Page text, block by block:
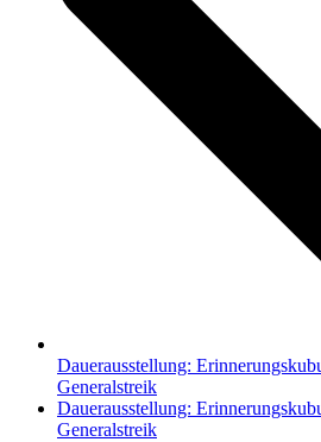
Dauerausstellung:
Generalstreik
Nächster
Beitrag:
Dauerausstellung:
Generalstreik